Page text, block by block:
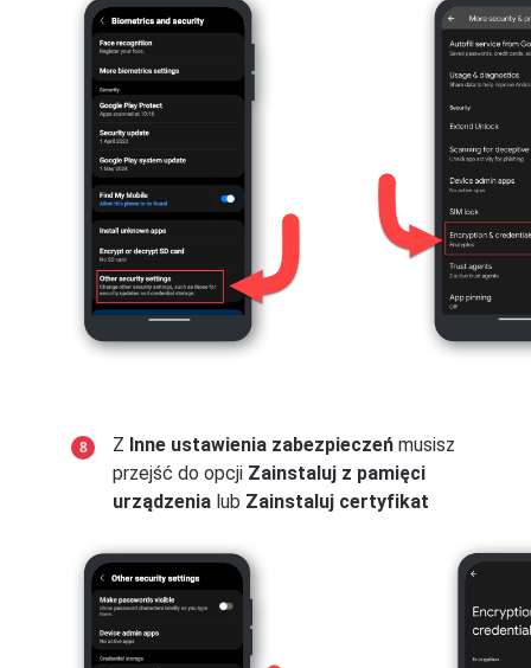
Z Inne ustawienia zabezpieczeń musisz
przejść do opcji Zainstaluj z pamięci
urządzenia lub Zainstaluj certyfikat